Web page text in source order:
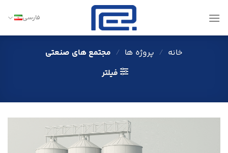
فارسی
خانه / پروژه ها / مجتمع های صنعتی
فیلتر